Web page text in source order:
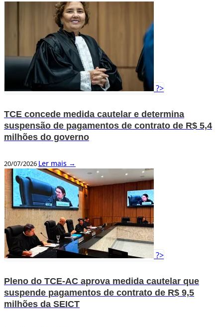
?>
TCE concede medida cautelar e determina
suspensão de pagamentos de contrato de R$ 5,4
milhões do governo
20/07/2026 Ler mais →
?>
Pleno do TCE-AC aprova medida cautelar que
suspende pagamentos de contrato de R$ 9,5
milhões da SEICT